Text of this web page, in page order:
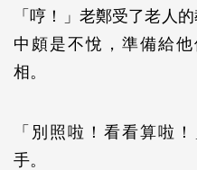
「哼！」老鄭受了老人
中頗是不悅，準備給
相。
「別照啦！看看算啦
手。